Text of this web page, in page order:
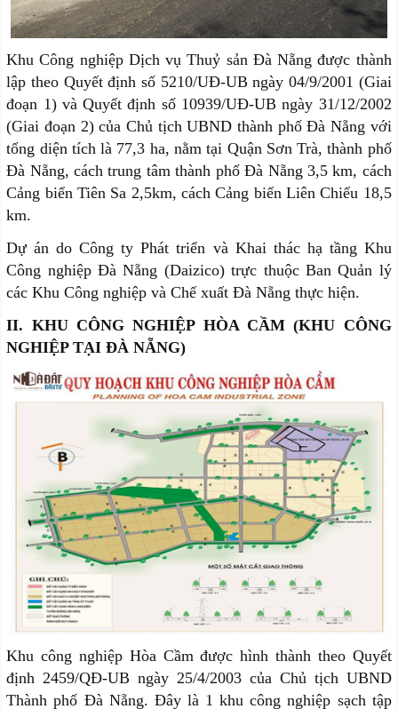
Khu Công nghiệp Dịch vụ Thuỷ sản Đà Nẵng được thành
lập theo Quyết định số 5210/UĐ-UB ngày 04/9/2001 (Giai
đoạn 1) và Quyết định số 10939/UĐ-UB ngày 31/12/2002
(Giai đoạn 2) của Chủ tịch UBND thành phố Đà Nẵng với
tổng diện tích là 77,3 ha, nằm tại Quận Sơn Trà, thành phố
Đà Nẵng, cách trung tâm thành phố Đà Nẵng 3,5 km, cách
Cảng biển Tiên Sa 2,5km, cách Cảng biển Liên Chiểu 18,5
km.
Dự án do Công ty Phát triển và Khai thác hạ tầng Khu
Công nghiệp Đà Nẵng (Daizico) trực thuộc Ban Quản lý
các Khu Công nghiệp và Chế xuất Đà Nẵng thực hiện.
II. KHU CÔNG NGHIỆP HÒA CẦM (KHU CÔNG
NGHIỆP TẠI ĐÀ NẴNG)
Khu công nghiệp Hòa Cầm được hình thành theo Quyết
định 2459/QĐ-UB ngày 25/4/2003 của Chủ tịch UBND
Thành phố Đà Nẵng. Đây là 1 khu công nghiệp sạch tập